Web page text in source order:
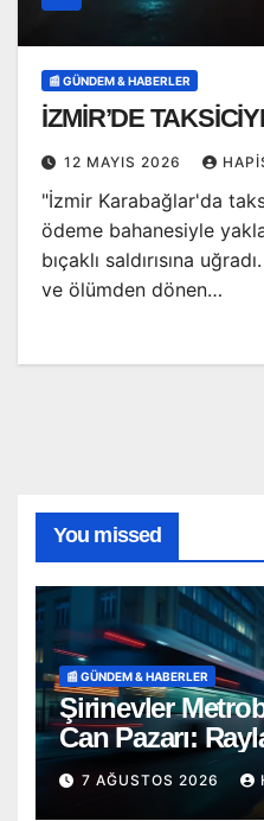
📰 GÜNDEM & HABERLER
İZMİR’DE
12 MAYIS 2026
"İzmir Karabağlar'da
ödeme bahanesiyle
bıçaklı saldırısına
ve ölümden dönen…
You missed
📰 GÜNDEM & HABERLER
Şirinevler
Can Pazarı:
Aracın Altında
7 AĞUSTOS 2026